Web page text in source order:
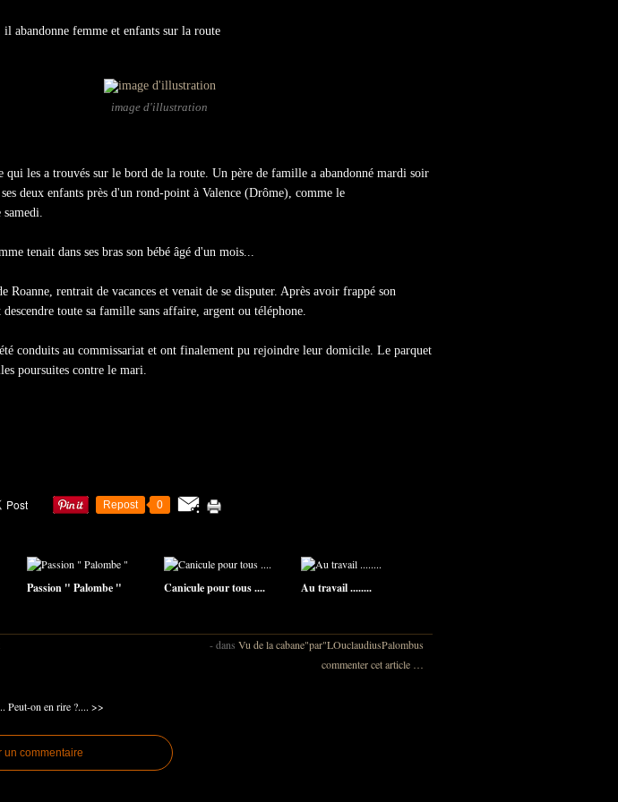
il abandonne femme et enfants sur la route
image d'illustration
qui les a trouvés sur le bord de la route. Un père de famille a abandonné mardi soir
deux enfants près d'un rond-point à Valence (Drôme), comme le
samedi.
tenait dans ses bras son bébé âgé d'un mois...
Roanne, rentrait de vacances et venait de se disputer. Après avoir frappé son
toute sa famille sans affaire, argent ou téléphone.
conduits au commissariat et ont finalement pu rejoindre leur domicile. Le parquet
poursuites contre le mari.
Repost 0
Passion " Palombe " Canicule pour tous .... Au travail ........
-dans Vu de la cabane"par"LOuclaudiusPalombus
commenter cet article
Peut-on en rire ?.... >>
un commentaire